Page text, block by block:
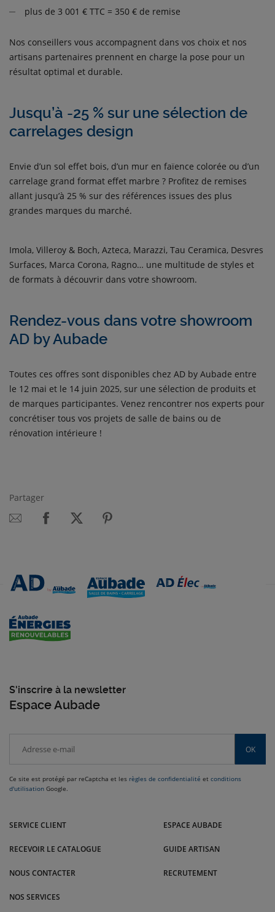
plus de 3 001 € TTC = 350 € de remise
Nos conseillers vous accompagnent dans vos choix et nos
artisans partenaires prennent en charge la pose pour un
résultat optimal et durable.
Jusqu’à -25 % sur une sélection de
carrelages design
Envie d’un sol effet bois, d’un mur en faïence colorée ou d’un
carrelage grand format effet marbre ? Profitez de remises
allant jusqu’à 25 % sur des références issues des plus
grandes marques du marché.
Imola, Villeroy & Boch, Azteca, Marazzi, Tau Ceramica, Desvres
Surfaces, Marca Corona, Ragno… une multitude de styles et
de formats à découvrir dans votre showroom.
Rendez-vous dans votre showroom
AD by Aubade
Toutes ces offres sont disponibles chez AD by Aubade entre
le 12 mai et le 14 juin 2025, sur une sélection de produits et
de marques participantes. Venez rencontrer nos experts pour
concrétiser tous vos projets de salle de bains ou de
rénovation intérieure !
Partager
S'inscrire à la newsletter
Espace Aubade
OK
Ce site est protégé par reCaptcha et les règles de confidentialité et conditions
d'utilisation Google.
Dupont-Est : Maxéville, Nancy, Épinal, Verdun et bien d'autres villes.
SERVICE CLIENT
RECEVOIR LE CATALOGUE
NOUS CONTACTER
NOS SERVICES
ESPACE AUBADE
GUIDE ARTISAN
RECRUTEMENT